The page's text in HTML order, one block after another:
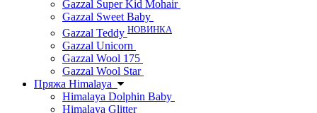
Gazzal Super Kid Mohair
Gazzal Sweet Baby
Gazzal Teddy НОВИНКА
Gazzal Unicorn
Gazzal Wool 175
Gazzal Wool Star
Пряжа Himalaya
Himalaya Dolphin Baby
Himalaya Glitter